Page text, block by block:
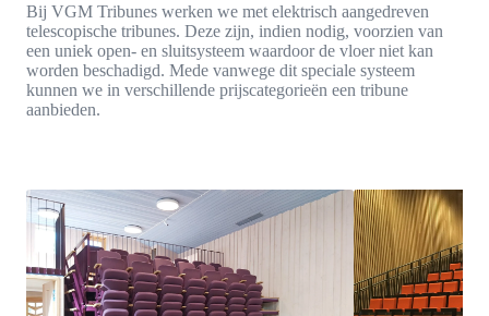
Bij VGM Tribunes werken we met elektrisch aangedreven
telescopische tribunes. Deze zijn, indien nodig, voorzien van
een uniek open- en sluitsysteem waardoor de vloer niet kan
worden beschadigd. Mede vanwege dit speciale systeem
kunnen we in verschillende prijscategorieën een tribune
aanbieden.